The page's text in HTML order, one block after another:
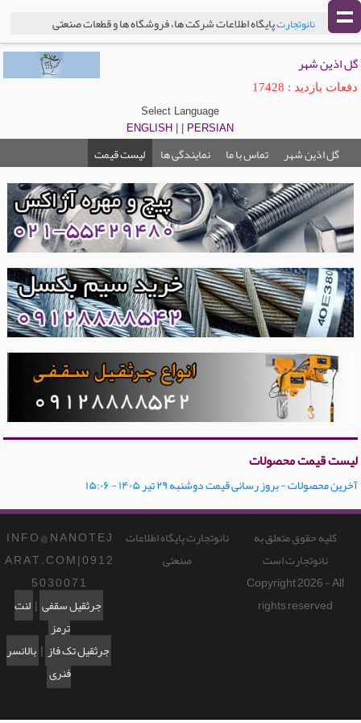
نانوتجارتپایگاه اطلاعات شرکت ها، فروشگاه ها و قطعات صنعتی
گل اذین شهر
دفعات بازدید : 17428
Select Language
ENGLISH
PERSIAN
گل اذین شهر تماس با ما نمایندگی ها لیست قیمت
لیست قیمت محصولات
آخرین محصولات - بروز رسانی قیمت دوشنبه ۲۹ تیر ۱۴۰۵ - ۱۵:۰۶
I N F O @ N A N O T E J
A R A T . C O M | 0 9 1 2
5 0 3 0 0 7 1
جرثقیل سقفی | لنت
ترمز
جرثقیل تک فاز | بالانسر
فنری
نانوتجارت پایگاه اطلاعات
صنعتی
کلیه حقوق متعلق به
نانوتجارت است
Copyright 2026 - All
rights reserved